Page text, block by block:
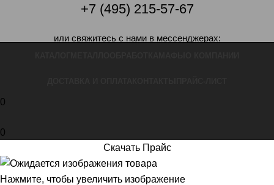
+7 (495) 215-57-67
или свяжитесь с нами в мессенджерах:
0
0
Скачать Прайс
Нажмите, чтобы увеличить изображение